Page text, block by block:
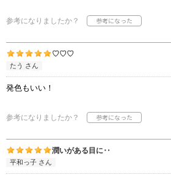
参考になりましたか？
♡♡♡
たう さん
発色もいい！
参考になりましたか？
潤いがある目に‥
平和っ子 さん